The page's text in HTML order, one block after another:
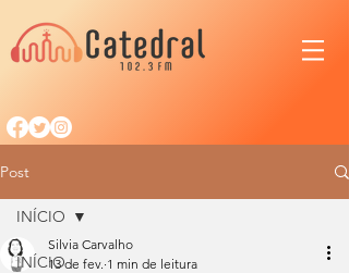
Post
INÍCIO
INÍCIO
Silvia Carvalho
13 de fev. 1 min de leitura